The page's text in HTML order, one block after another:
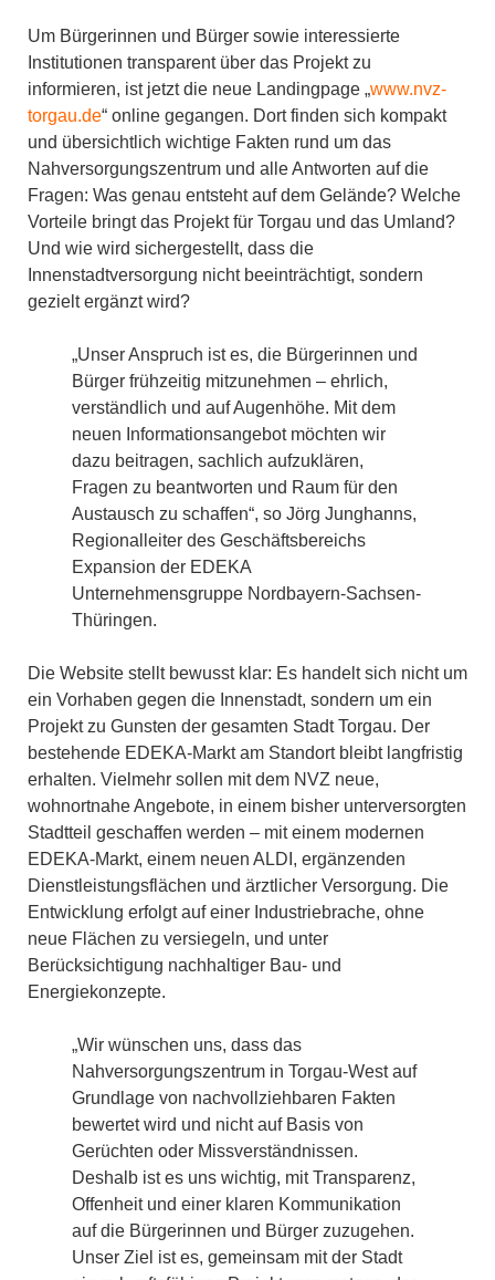
Um Bürgerinnen und Bürger sowie interessierte
Institutionen transparent über das Projekt zu
informieren, ist jetzt die neue Landingpage „www.nvz-
torgau.de“ online gegangen. Dort finden sich kompakt
und übersichtlich wichtige Fakten rund um das
Nahversorgungszentrum und alle Antworten auf die
Fragen: Was genau entsteht auf dem Gelände? Welche
Vorteile bringt das Projekt für Torgau und das Umland?
Und wie wird sichergestellt, dass die
Innenstadtversorgung nicht beeinträchtigt, sondern
gezielt ergänzt wird?
„Unser Anspruch ist es, die Bürgerinnen und
Bürger frühzeitig mitzunehmen – ehrlich,
verständlich und auf Augenhöhe. Mit dem
neuen Informationsangebot möchten wir
dazu beitragen, sachlich aufzuklären,
Fragen zu beantworten und Raum für den
Austausch zu schaffen“, so Jörg Junghanns,
Regionalleiter des Geschäftsbereichs
Expansion der EDEKA
Unternehmensgruppe Nordbayern-Sachsen-
Thüringen.
Die Website stellt bewusst klar: Es handelt sich nicht um
ein Vorhaben gegen die Innenstadt, sondern um ein
Projekt zu Gunsten der gesamten Stadt Torgau. Der
bestehende EDEKA-Markt am Standort bleibt langfristig
erhalten. Vielmehr sollen mit dem NVZ neue,
wohnortnahe Angebote, in einem bisher unterversorgten
Stadtteil geschaffen werden – mit einem modernen
EDEKA-Markt, einem neuen ALDI, ergänzenden
Dienstleistungsflächen und ärztlicher Versorgung. Die
Entwicklung erfolgt auf einer Industriebrache, ohne
neue Flächen zu versiegeln, und unter
Berücksichtigung nachhaltiger Bau- und
Energiekonzepte.
„Wir wünschen uns, dass das
Nahversorgungszentrum in Torgau-West auf
Grundlage von nachvollziehbaren Fakten
bewertet wird und nicht auf Basis von
Gerüchten oder Missverständnissen.
Deshalb ist es uns wichtig, mit Transparenz,
Offenheit und einer klaren Kommunikation
auf die Bürgerinnen und Bürger zuzugehen.
Unser Ziel ist es, gemeinsam mit der Stadt